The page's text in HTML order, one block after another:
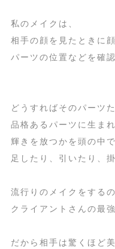
私のメイクは、
相手の顔を見たときに
パーツの位置などを確認
どうすればそのパーツ
品格あるパーツに生ま
輝きを放つかを頭の中で
足したり、引いたり、
流行りのメイクをする
クライアントさんの最
だから相手は驚くほど